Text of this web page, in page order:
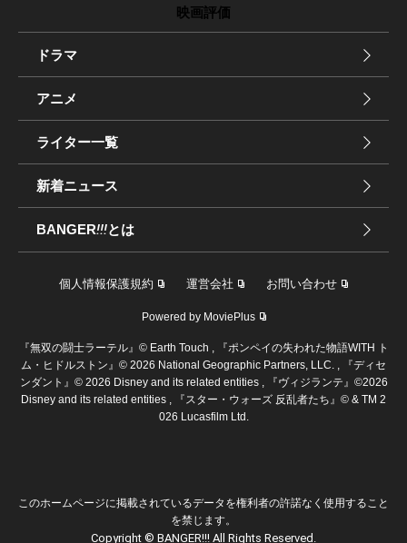
映画評価
ドラマ
アニメ
ライター一覧
新着ニュース
BANGER!!!とは
個人情報保護規約 運営会社 お問い合わせ
Powered by MoviePlus
『無双の闘士ラーテル』© Earth Touch , 『ポンペイの失われた物語WITH ト
ム・ヒドルストン』© 2026 National Geographic Partners, LLC. , 『ディセ
ンダント』© 2026 Disney and its related entities , 『ヴィジランテ』©2026
Disney and its related entities , 『スター・ウォーズ 反乱者たち』© & TM 2
026 Lucasfilm Ltd.
このホームページに掲載されているデータを権利者の許諾なく使用すること
を禁じます。
Copyright © BANGER!!! All Rights Reserved.